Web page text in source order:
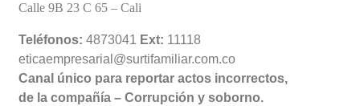
Calle 9B 23 C 65 – Cali
Teléfonos: 4873041 Ext: 11118
eticaempresarial@surtifamiliar.com.co
Canal único para reportar actos incorrectos,
de la compañía – Corrupción y soborno.